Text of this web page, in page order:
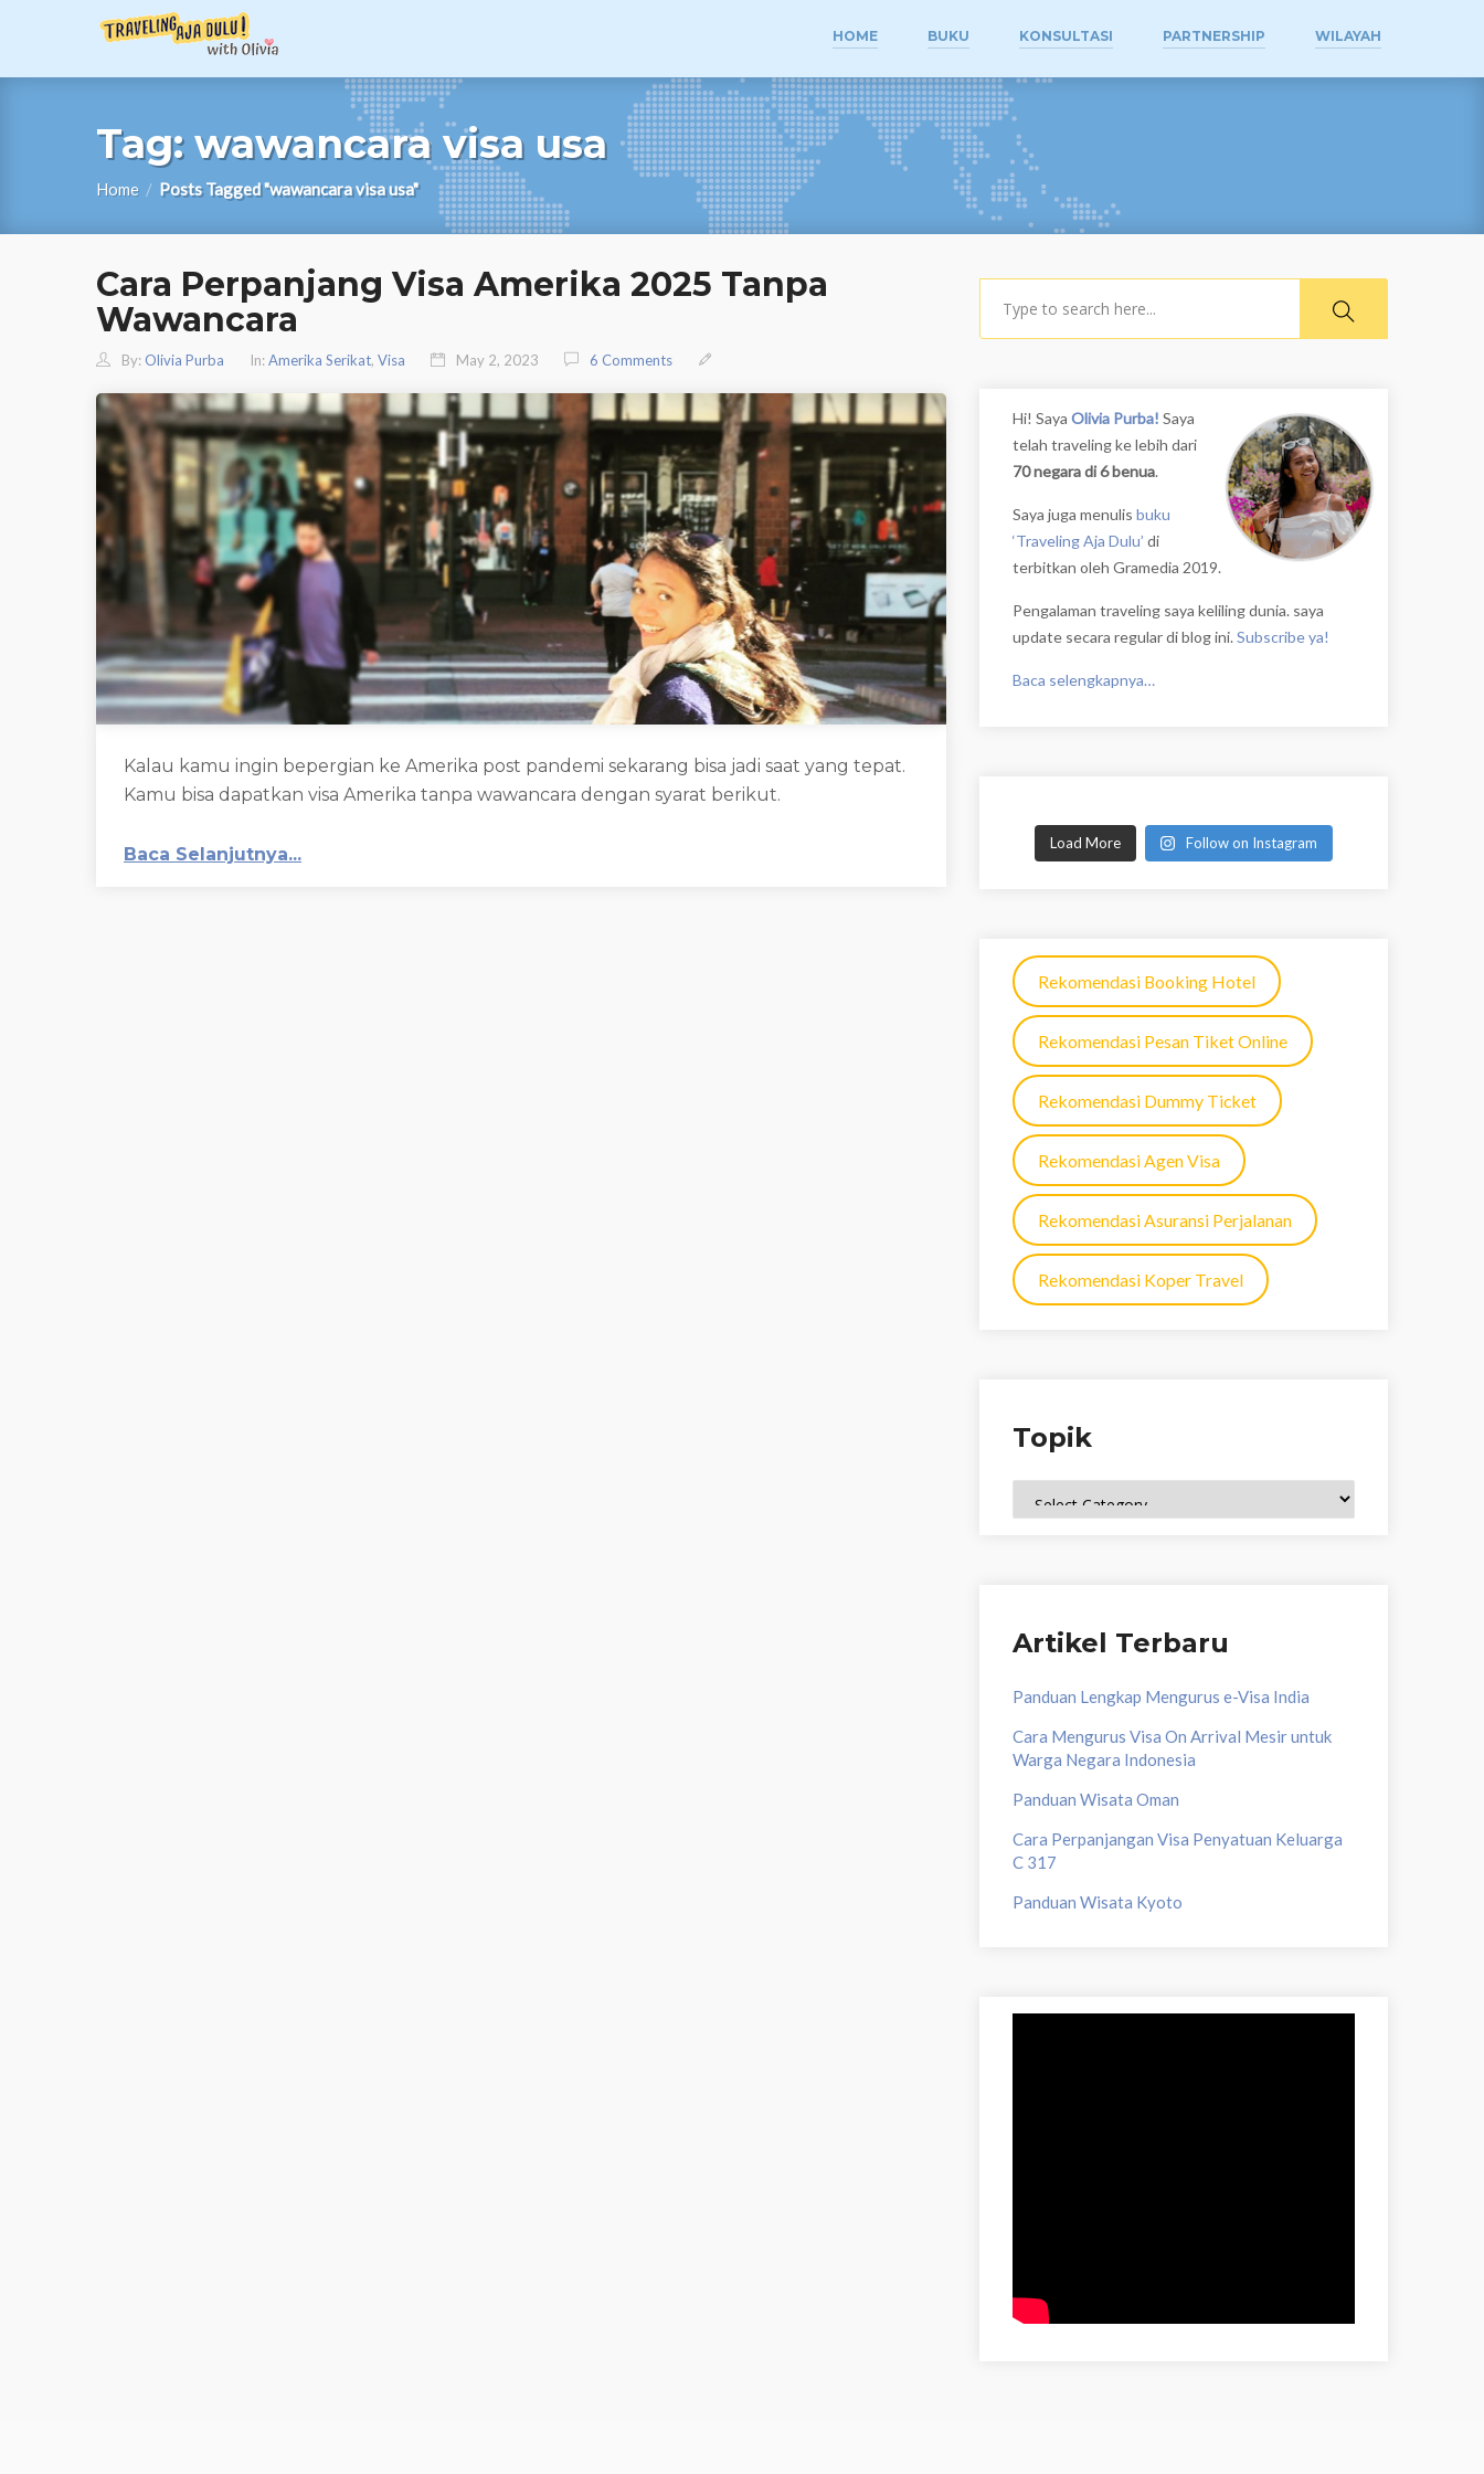
HOME BUKU KONSULTASI PARTNERSHIP WILAYAH
Tag: wawancara visa usa
Home / Posts Tagged "wawancara visa usa"
Cara Perpanjang Visa Amerika 2025 Tanpa
Wawancara
By: Olivia Purba In: Amerika Serikat, Visa May 2, 2023 6 Comments
Kalau kamu ingin bepergian ke Amerika post pandemi sekarang bisa jadi saat yang tepat.
Kamu bisa dapatkan visa Amerika tanpa wawancara dengan syarat berikut.
Baca Selanjutnya...
Hi! Saya Olivia Purba! Saya
telah traveling ke lebih dari
70 negara di 6 benua.
Saya juga menulis buku
‘Traveling Aja Dulu’ di
terbitkan oleh Gramedia 2019.
Pengalaman traveling saya keliling dunia. saya
update secara regular di blog ini. Subscribe ya!
Baca selengkapnya…
Load More Follow on Instagram
Rekomendasi Booking Hotel
Rekomendasi Pesan Tiket Online
Rekomendasi Dummy Ticket
Rekomendasi Agen Visa
Rekomendasi Asuransi Perjalanan
Rekomendasi Koper Travel
Topik
Artikel Terbaru
Panduan Lengkap Mengurus e-Visa India
Cara Mengurus Visa On Arrival Mesir untuk
Warga Negara Indonesia
Panduan Wisata Oman
Cara Perpanjangan Visa Penyatuan Keluarga
C 317
Panduan Wisata Kyoto